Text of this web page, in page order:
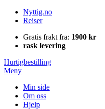
Nyttig.no
Reiser
Gratis frakt fra: 1900 kr
rask levering
Hurtigbestilling
Meny
Min side
Om oss
Hjelp